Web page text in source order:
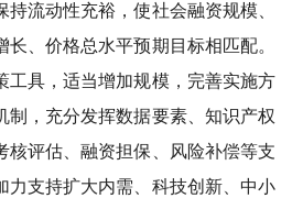
流动性充裕，使社会融资规模、
、价格总水平预期目标相匹配。
工具，适当增加规模，完善实施方
制，充分发挥数据要素、知识产权
核评估、融资担保、风险补偿等支
力支持扩大内需、科技创新、中小